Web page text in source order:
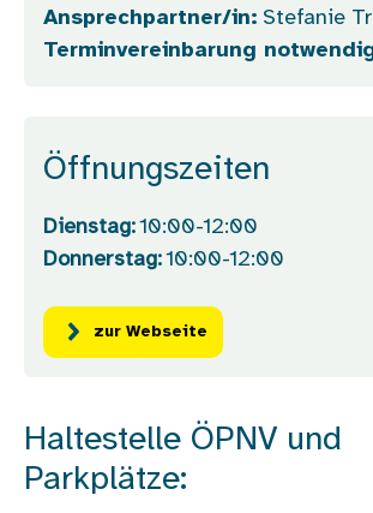
Ansprechpartner/in: Stefanie
Terminvereinbarung
Öffnungszeiten
Dienstag:10:00-12:00
Donnerstag:10:00-12:00
zur Webseite
Haltestelle ÖPNV und
Parkplätze: